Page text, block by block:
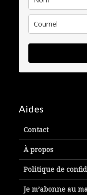
Aides
Contact
À propos
Politique de
Je m’abonne au